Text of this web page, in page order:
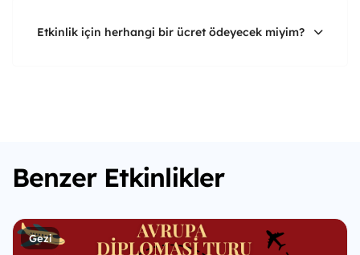
Etkinlik için herhangi bir ücret ödeyecek miyim?
Benzer Etkinlikler
Gezi